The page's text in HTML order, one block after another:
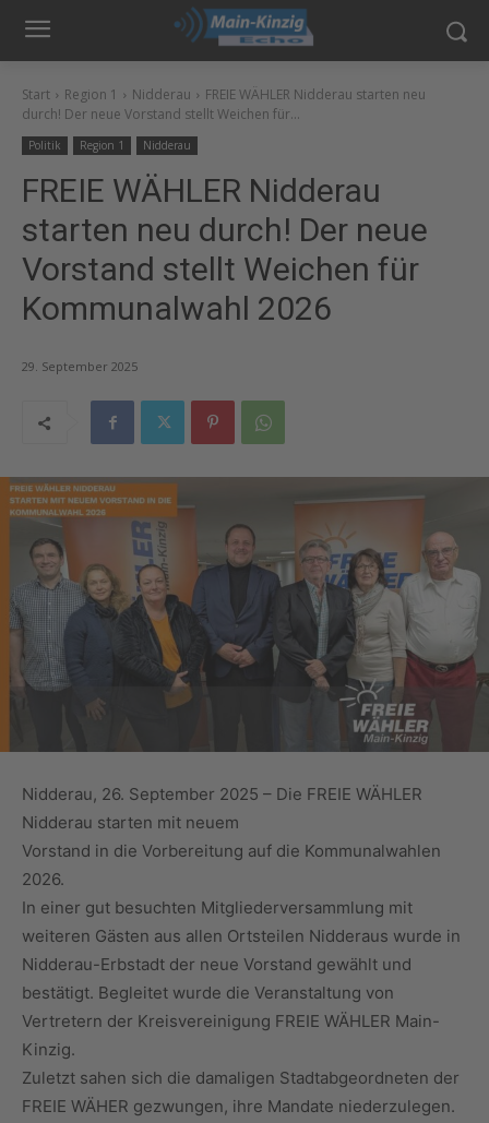
Start Region 1 Nidderau
FREIE WÄHLER Nidderau starten neu
durch! Der neue Vorstand stellt Weichen für...
Politik Region 1 Nidderau
FREIE WÄHLER Nidderau
starten neu durch! Der neue
Vorstand stellt Weichen für
Kommunalwahl 2026
29. September 2025
Nidderau, 26. September 2025 – Die FREIE WÄHLER
Nidderau starten mit neuem
Vorstand in die Vorbereitung auf die Kommunalwahlen
2026.
In einer gut besuchten Mitgliederversammlung mit
weiteren Gästen aus allen Ortsteilen Nidderaus wurde in
Nidderau-Erbstadt der neue Vorstand gewählt und
bestätigt. Begleitet wurde die Veranstaltung von
Vertretern der Kreisvereinigung FREIE WÄHLER Main-
Kinzig.
Zuletzt sahen sich die damaligen Stadtabgeordneten der
FREIE WÄHER gezwungen, ihre Mandate niederzulegen.